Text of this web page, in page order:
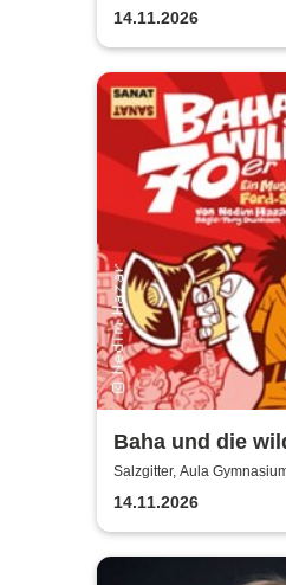
14.11.2026
Baha und die
Aula
Fredenberg
Salzgitter, Aula
14.11.2026